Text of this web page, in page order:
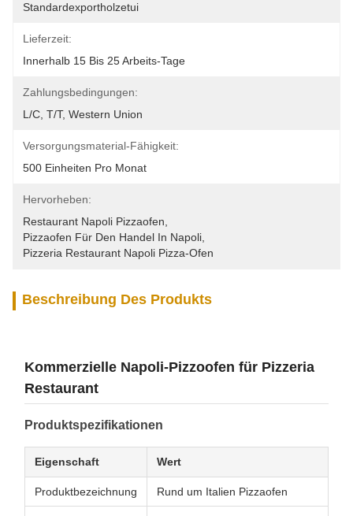
Standardexportholzetui
Lieferzeit:
Innerhalb 15 Bis 25 Arbeits-Tage
Zahlungsbedingungen:
L/C, T/T, Western Union
Versorgungsmaterial-Fähigkeit:
500 Einheiten Pro Monat
Hervorheben:
Restaurant Napoli Pizzaofen
Pizzaofen Für Den Handel In Napoli
Pizzeria Restaurant Napoli Pizza-Ofen
Beschreibung Des Produkts
Kommerzielle Napoli-Pizzoofen für Pizzeria
Restaurant
Produktspezifikationen
Eigenschaft Wert
Produktbezeichnung Rund um Italien Pizzaofen